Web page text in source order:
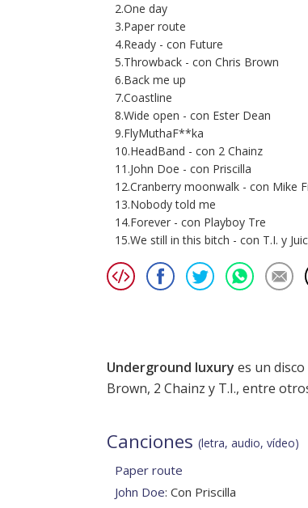
2.One day
3.Paper route
4.Ready - con Future
5.Throwback - con Chris Brown
6.Back me up
7.Coastline
8.Wide open - con Ester Dean
9.FlyMuthaF**ka
10.HeadBand - con 2 Chainz
11.John Doe - con Priscilla
12.Cranberry moonwalk - con Mike
13.Nobody told me
14.Forever - con Playboy Tre
15.We still in this bitch - con T.I. y
Underground luxury es un
Brown, 2 Chainz y T.I., entre
Canciones (letra, audio, vídeo)
Paper route
John Doe: Con Priscilla